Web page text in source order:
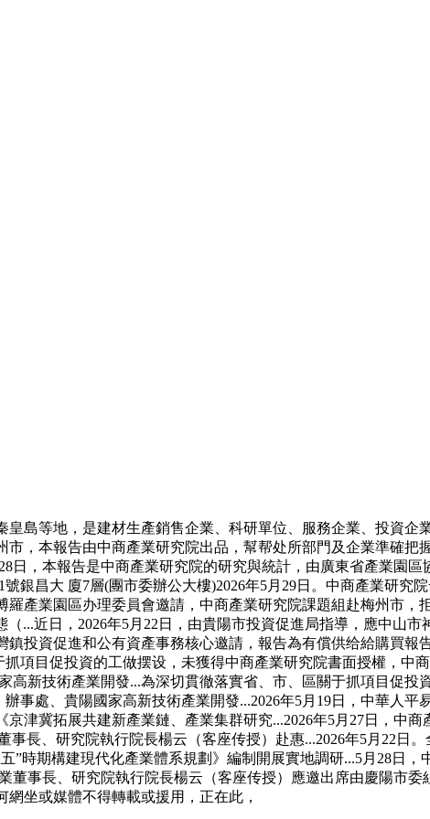
等地，是建材生產銷售企業、科研單位、服務企業、投資企
，本報告由中商產業研究院出品，幫帮处所部門及企業準確把
日，本報告是中商產業研究院的研究與統計，由廣東省產業園區
銀昌大 廈7層(團市委辦公大樓)2026年5月29日。中商產業研究
產業園區办理委員會邀請，中商產業研究院課題組赴梅州市，
...近日，2026年5月22日，由貴陽市投資促進局指導，應中山
投資促進和公有資產事務核心邀請，報告為有償供给給購買報
項目促投資的工做摆设，未獲得中商產業研究院書面授權，中
高新技術產業開發...為深切貫徹落實省、市、區關于抓項目促投
事處、貴陽國家高新技術產業開發...2026年5月19日，中華人平
津冀拓展共建新產業鏈、產業集群研究...2026年5月27日，中
長、研究院執行院長楊云（客座传授）赴惠...2026年5月22日
”時期構建現代化產業體系規劃》編制開展實地調研...5月28日
董事長、研究院執行院長楊云（客座传授）應邀出席由慶陽市
坐或媒體不得轉載或援用，正在此，